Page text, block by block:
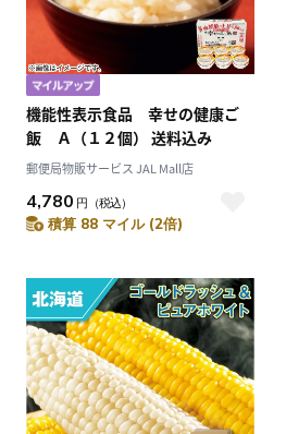
機能性表示食品 幸せの健康ご
飯 Ａ（１２個） 送料込み
郵便局物販サービス JAL Mall店
4,780 円 （税込）
積算 88 マイル (2倍)